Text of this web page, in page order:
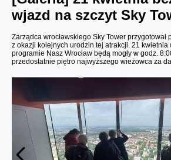
wjazd na szczyt Sky
Zarządca wrocławskiego Sky Tower
z okazji kolejnych urodzin tej atrakcji. 21
programie Nasz Wrocław będą mogły w godz.
przedostatnie piętro najwyższego wieżowca za